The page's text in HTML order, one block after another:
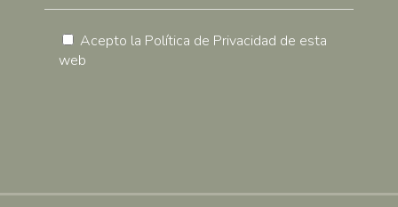
Acepto la Política de Privacidad de esta
web